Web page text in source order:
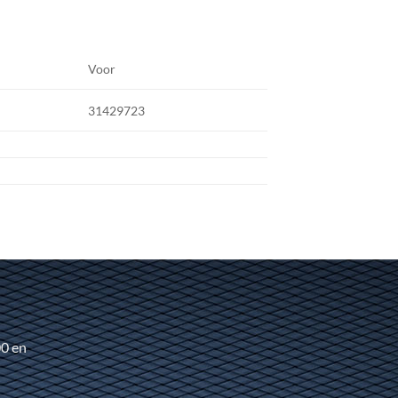
Voor
31429723
en